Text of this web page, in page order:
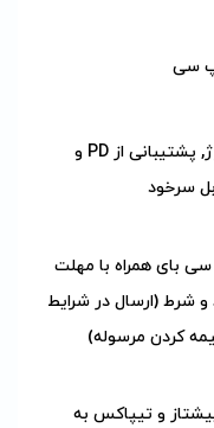
دارای فست شارژ, پشتیبانی از PD و
بای همراه با مهلت
شرط (ارسال در شرایط
کردن مرسوله)
و تیپاکس به